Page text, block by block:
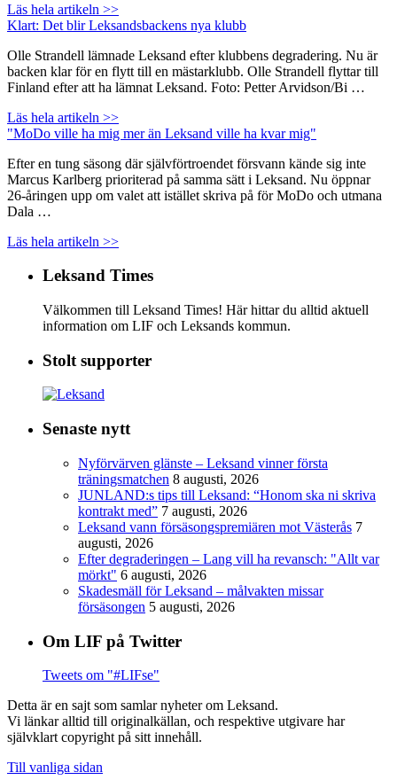
Läs hela artikeln >>
Klart: Det blir Leksandsbackens nya klubb
Olle Strandell lämnade Leksand efter klubbens degradering. Nu är
backen klar för en flytt till en mästarklubb. Olle Strandell flyttar till
Finland efter att ha lämnat Leksand. Foto: Petter Arvidson/Bi …
Läs hela artikeln >>
"MoDo ville ha mig mer än Leksand ville ha kvar mig"
Efter en tung säsong där självförtroendet försvann kände sig inte
Marcus Karlberg prioriterad på samma sätt i Leksand. Nu öppnar
26-åringen upp om valet att istället skriva på för MoDo och utmana
Dala …
Läs hela artikeln >>
Leksand Times
Välkommen till Leksand Times! Här hittar du alltid aktuell
information om LIF och Leksands kommun.
Stolt supporter
Senaste nytt
Nyförvärven glänste – Leksand vinner första
träningsmatchen 8 augusti, 2026
JUNLAND:s tips till Leksand: “Honom ska ni skriva
kontrakt med” 7 augusti, 2026
Leksand vann försäsongspremiären mot Västerås 7
augusti, 2026
Efter degraderingen – Lang vill ha revansch: "Allt var
mörkt" 6 augusti, 2026
Skadesmäll för Leksand – målvakten missar
försäsongen 5 augusti, 2026
Om LIF på Twitter
Tweets om "#LIFse"
Detta är en sajt som samlar nyheter om Leksand.
Vi länkar alltid till originalkällan, och respektive utgivare har
självklart copyright på sitt innehåll.
Till vanliga sidan